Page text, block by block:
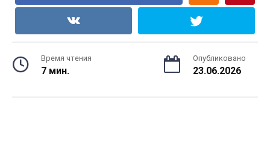
Время чтения
7 мин.
Опубликовано
23.06.2026